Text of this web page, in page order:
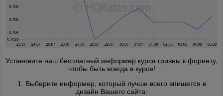
Установите наш бесплатный информер курса гривны к форинту,
чтобы быть всегда в курсе!
1. Выберите информер, который лучше всего впишется в
дизайн Вашего сайта: